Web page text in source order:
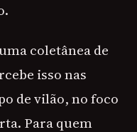
coletânea de
isso nas
de vilão, no foco
Para quem